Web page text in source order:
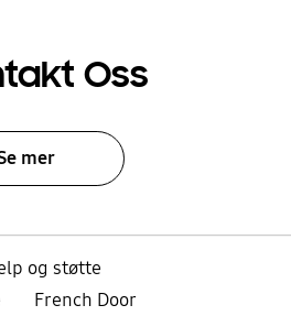
Oss
mer
og støtte
French Door